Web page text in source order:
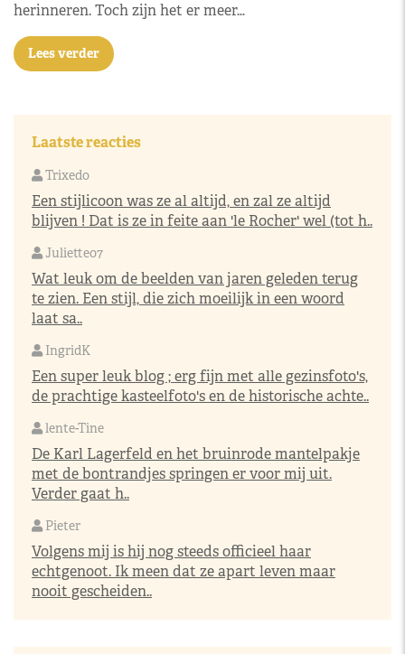
herinneren. Toch zijn het er meer…
Lees verder
Laatste reacties
Trixedo
Een stijlicoon was ze al altijd, en zal ze altijd
blijven ! Dat is ze in feite aan 'le Rocher' wel (tot h..
Juliette07
Wat leuk om de beelden van jaren geleden terug
te zien. Een stijl, die zich moeilijk in een woord
laat sa..
IngridK
Een super leuk blog ; erg fijn met alle gezinsfoto's,
de prachtige kasteelfoto's en de historische achte..
lente-Tine
De Karl Lagerfeld en het bruinrode mantelpakje
met de bontrandjes springen er voor mij uit.
Verder gaat h..
Pieter
Volgens mij is hij nog steeds officieel haar
echtgenoot. Ik meen dat ze apart leven maar
nooit gescheiden..